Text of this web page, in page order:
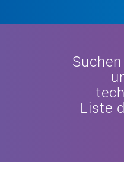
Liste